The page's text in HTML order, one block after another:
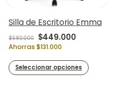
is: $449.000.
Silla de Escritorio Emma
$580.000 Original price was:
$449.000Current
Ahorras $131.000
Seleccionar opciones